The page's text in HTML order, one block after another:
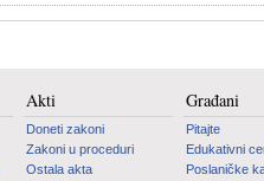
Akti
Doneti zakoni
Zakoni u proceduri
Ostala akta
Građani
Pitajte
Edukativni
Poslaničke